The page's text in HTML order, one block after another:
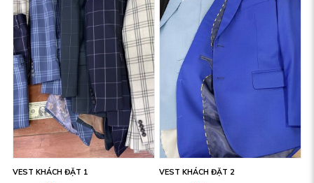
VEST KHÁCH ĐẶT 1
VEST KHÁCH ĐẶT 2